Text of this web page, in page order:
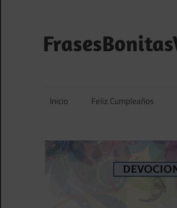
contenido
y
frases
Inicio Feliz Cumpleaños